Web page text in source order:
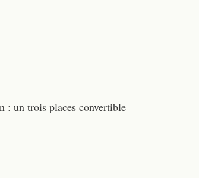
: un trois places convertible